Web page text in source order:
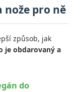
nože pro ně
způsob, jak
je obdarovaný a
do